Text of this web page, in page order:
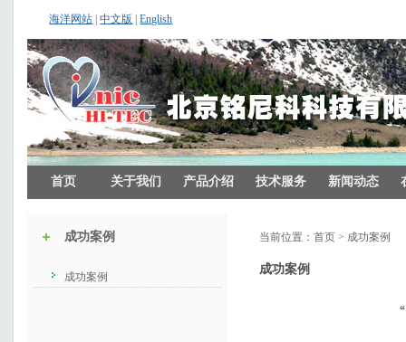
海洋网站 |中文版 |English
首页 关于我们 产品介绍 技术服务 新闻动态
成功案例
成功案例
当前位置： 首页 > 成功案例
成功案例